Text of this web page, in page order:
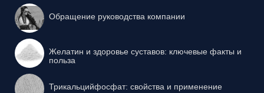
Обращение руководства компании
Желатин и здоровье суставов: ключевые факты и
польза
Трикальцийфосфат: свойства и применение